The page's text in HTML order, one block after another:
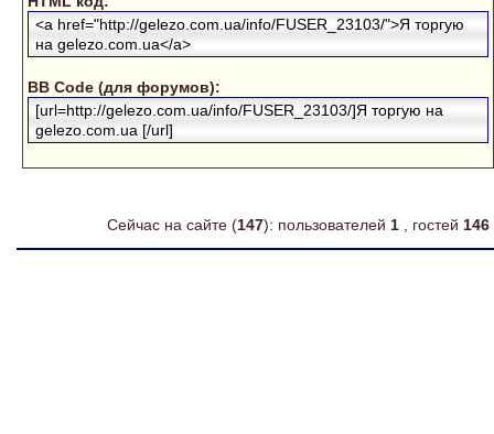
<a href="http://gelezo.com.ua/info/FUSER_23103/">Я торгую
на gelezo.com.ua</a>
BB Code (для форумов):
[url=http://gelezo.com.ua/info/FUSER_23103/]Я торгую на
gelezo.com.ua [/url]
Сейчас на сайте (147): пользователей 1 , гостей 146